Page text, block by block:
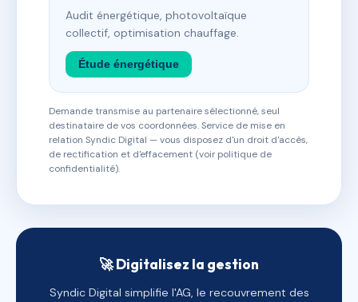
Audit énergétique, photovoltaïque
collectif, optimisation chauffage.
Étude énergétique
Demande transmise au partenaire sélectionné, seul
destinataire de vos coordonnées. Service de mise en
relation Syndic Digital — vous disposez d'un droit d'accès,
de rectification et d'effacement (voir politique de
confidentialité).
🚀 Digitalisez la gestion
Syndic Digital simplifie l'AG, le recouvrement des